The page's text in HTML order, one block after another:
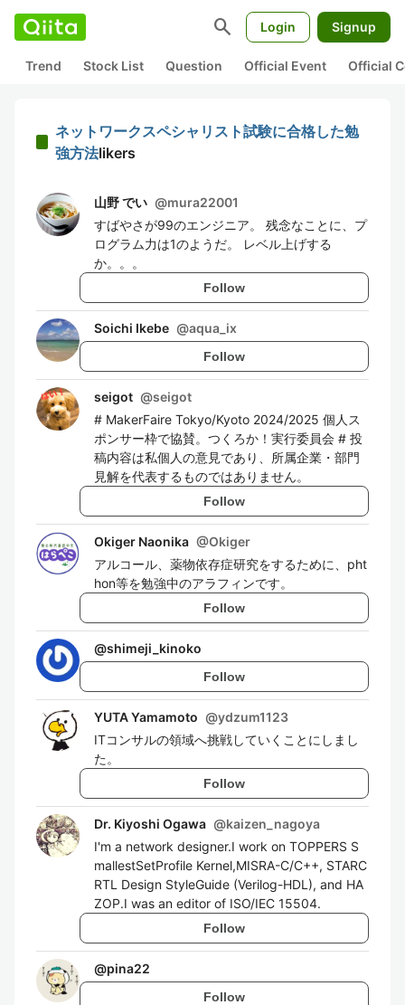
search Login Signup
Trend Stock List Question Official Event Official
ネットワークスペシャリスト試験に合格した勉
強方法likers
山野 でい @mura22001
すばやさが99のエンジニア。 残念なことに、プ
ログラム力は1のようだ。 レベル上げする
か。。。
Follow
Soichi Ikebe @aqua_ix
Follow
seigot @seigot
# MakerFaire Tokyo/Kyoto 2024/2025 個人ス
ポンサー枠で協賛。つくろか！実行委員会 # 投
稿内容は私個人の意見であり、所属企業・部門
見解を代表するものではありません。
Follow
Okiger Naonika @Okiger
アルコール、薬物依存症研究をするために、pht
hon等を勉強中のアラフィンです。
Follow
@shimeji_kinoko
Follow
YUTA Yamamoto @ydzum1123
ITコンサルの領域へ挑戦していくことにしまし
た。
Follow
Dr. Kiyoshi Ogawa @kaizen_nagoya
I'm a network designer.I work on TOPPERS S
mallestSetProfile Kernel,MISRA-C/C++, STARC
RTL Design StyleGuide (Verilog-HDL), and HA
ZOP.I was an editor of ISO/IEC 15504.
Follow
@pina22
Follow